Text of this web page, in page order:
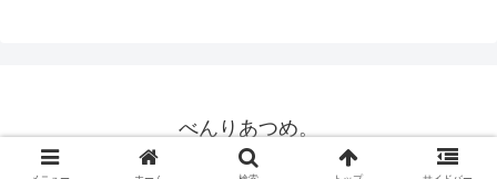
べんりあつめ。
© 2015 べんりあつめ。.